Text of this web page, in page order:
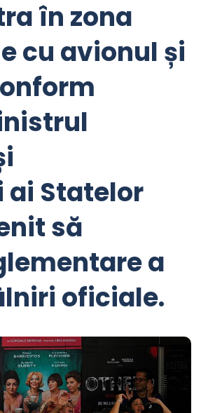
în zona
cu avionul și
ai Statelor
să
a
oficiale.